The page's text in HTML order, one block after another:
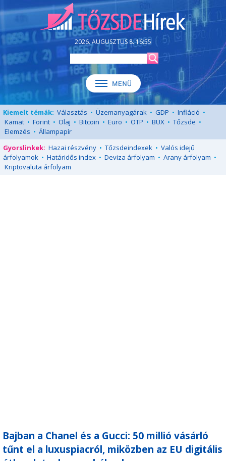
2026. AUGUSZTUS 8. 16:55
Kiemelt témák: Választás • Üzemanyagárak • GDP • Infláció •
Kamat • Forint • Olaj • Bitcoin • Euro • OTP • BUX • Tőzsde •
Elemzés • Állampapír
Gyorslinkek: Hazai részvény • Tőzsdeindexek • Valós idejű
árfolyamok • Határidős index • Deviza árfolyam • Arany árfolyam •
Kriptovaluta árfolyam
Bajban a Chanel és a Gucci: 50 millió vásárló
tűnt el a luxuspiacról, miközben az EU digitális